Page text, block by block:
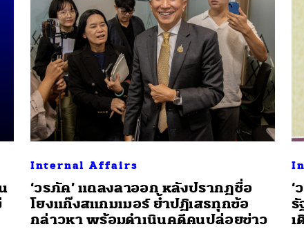
Internal Affairs
‘วรภัค’ แถลงลาออก หลังปรากฏชื่อ
โยงแก๊งสแกมเมอร์ ย้ำปฏิเสธทุกข้อ
กล่าวหา พร้อมดำเนินคดีคนปล่อยข่าว
‘
รั
เ